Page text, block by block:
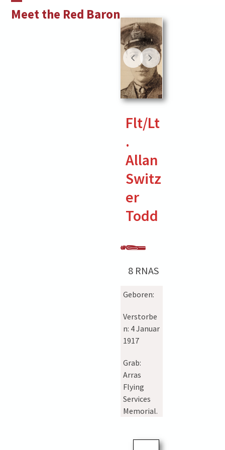
Meet the Red Baron
Open
Close
Flt/Lt
.
Allan
Switz
er
Todd
8 RNAS
Geboren:
Verstorbe
n: 4 Januar
1917
Grab:
Arras
Flying
Services
Memorial.